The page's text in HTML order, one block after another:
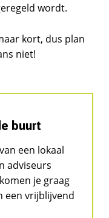
wordt.
kort, dus plan
niet!
buurt
een lokaal
adviseurs
je graag
een vrijblijvend